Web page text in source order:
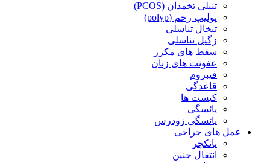
تنبلی تخمدان (PCOS)
پولیپ رحم (polyp)
تبخال تناسلی
زگیل تناسلی
سقط های مکرر
عفونت های زنان
فیبروم
قاعدگی
کیست ها
یائسگی
یائسگی زودرس
عمل های جراحی
پانکچر
انتقال جنین